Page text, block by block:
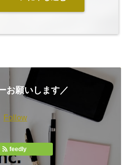
お願いします／
Follow
feedly